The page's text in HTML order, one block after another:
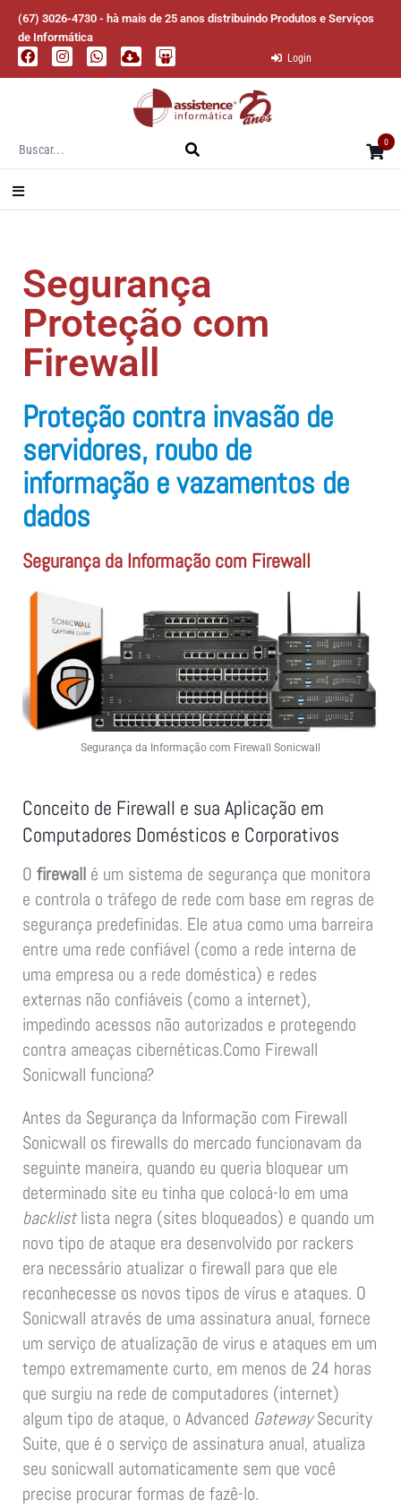
(67) 3026-4730 - hà mais de 25 anos distribuindo Produtos e Serviços
de Informática
Login
0
Segurança
Proteção com
Firewall
Proteção contra invasão de
servidores, roubo de
informação e vazamentos de
dados
Segurança da Informação com Firewall
Segurança da Informação com Firewall Sonicwall
Conceito de Firewall e sua Aplicação em
Computadores Domésticos e Corporativos
O firewall é um sistema de segurança que monitora
e controla o tráfego de rede com base em regras de
segurança predefinidas. Ele atua como uma barreira
entre uma rede confiável (como a rede interna de
uma empresa ou a rede doméstica) e redes
externas não confiáveis (como a internet),
impedindo acessos não autorizados e protegendo
contra ameaças cibernéticas.Como Firewall
Sonicwall funciona?
Antes da Segurança da Informação com Firewall
Sonicwall os firewalls do mercado funcionavam da
seguinte maneira, quando eu queria bloquear um
determinado site eu tinha que colocá-lo em uma
backlistlista negra (sites bloqueados) e quando um
novo tipo de ataque era desenvolvido por rackers
era necessário atualizar o firewall para que ele
reconhecesse os novos tipos de vírus e ataques. O
Sonicwall através de uma assinatura anual, fornece
um serviço de atualização de virus e ataques em um
tempo extremamente curto, em menos de 24 horas
que surgiu na rede de computadores (internet)
algum tipo de ataque, o Advanced GatewaySecurity
Suite, que é o serviço de assinatura anual, atualiza
seu sonicwall automaticamente sem que você
precise procurar formas de fazê-lo.